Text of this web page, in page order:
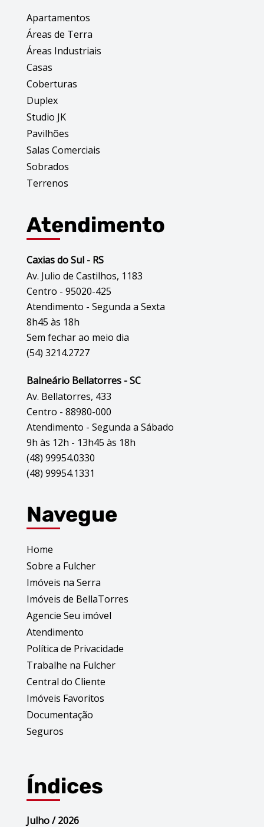
Apartamentos
Áreas de Terra
Áreas Industriais
Casas
Coberturas
Duplex
Studio JK
Pavilhões
Salas Comerciais
Sobrados
Terrenos
Atendimento
Caxias do Sul - RS
Av. Julio de Castilhos, 1183
Centro - 95020-425
Atendimento - Segunda a Sexta
8h45 às 18h
Sem fechar ao meio dia
(54) 3214.2727
Balneário Bellatorres - SC
Av. Bellatorres, 433
Centro - 88980-000
Atendimento - Segunda a Sábado
9h às 12h - 13h45 às 18h
(48) 99954.0330
(48) 99954.1331
Navegue
Home
Sobre a Fulcher
Imóveis na Serra
Imóveis de BellaTorres
Agencie Seu imóvel
Atendimento
Política de Privacidade
Trabalhe na Fulcher
Central do Cliente
Imóveis Favoritos
Documentação
Seguros
Índices
Julho / 2026